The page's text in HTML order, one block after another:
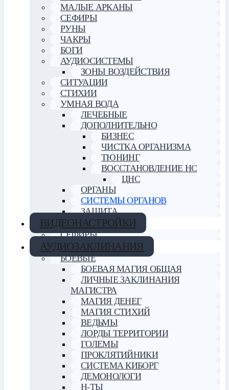
МАЛЫЕ АРКАНЫ
СЕФИРЫ
РУНЫ
ЧАКРЫ
БОГИ
АУДИОСИСТЕМЫ
ЗОНЫ ВОЗДЕЙСТВИЯ
СИТУАЦИИ
СТИХИИ
УМНАЯ ВОДА
ЛЕЧЕБНЫЕ
ДОПОЛНИТЕЛЬНО
БИЗНЕС
ЧИСТКА ОРГАНИЗМА
ТЮНИНГ
ВОССТАНОВЛЕНИЕ НС
ЦНС
ОРГАНЫ
СИСТЕМЫ ОРГАНОВ
ЗАЩИТА
ВИДЕОНАСТРОЙКИ
СЕФИРЫ
АУДИОЗАКЛИНАНИЯ
БОЕВЫЕ
БОЕВАЯ МАГИЯ ОБЩАЯ
ЛИЧНЫЕ ЗАКЛИНАНИЯ
МАГИСТРА
МАГИЯ ДЕНЕГ
МАГИЯ СТИХИЙ
ВЕДЬМЫ
ЛОРДЫ ТЕРРИТОРИИ
ГОЛЕМЫ
ПРОКЛЯТИЙНИКИ
СИСТЕМА КИБОРГ
ДЕМОНОЛОГИ
Н-ТЫ